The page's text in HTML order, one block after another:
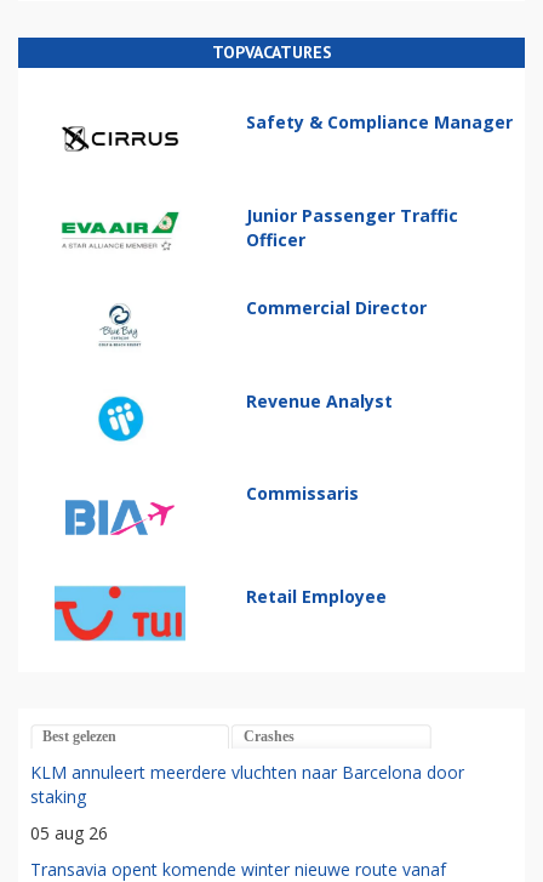
TOPVACATURES
Safety & Compliance Manager
Junior Passenger Traffic
Officer
Commercial Director
Revenue Analyst
Commissaris
Retail Employee
Best gelezen Crashes
KLM annuleert meerdere vluchten naar Barcelona door
staking
05 aug 26
Transavia opent komende winter nieuwe route vanaf